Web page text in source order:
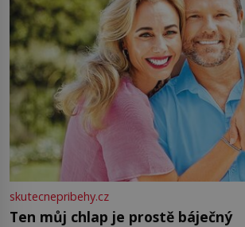
skutecnepribehy.cz
Ten můj chlap je prostě báječný